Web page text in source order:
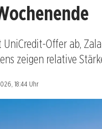
UniCredit-Offer ab,
zeigen relative
18:44 Uhr